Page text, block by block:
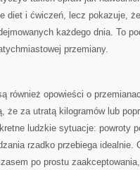
diet i ćwiczeń, lecz pokazuje,
każdego dnia. To
przemiany.
również opowieści o
że za utratą kilogramów lub
ludzkie sytuacje: powroty
rzadko przebiega idealnie.
po prostu